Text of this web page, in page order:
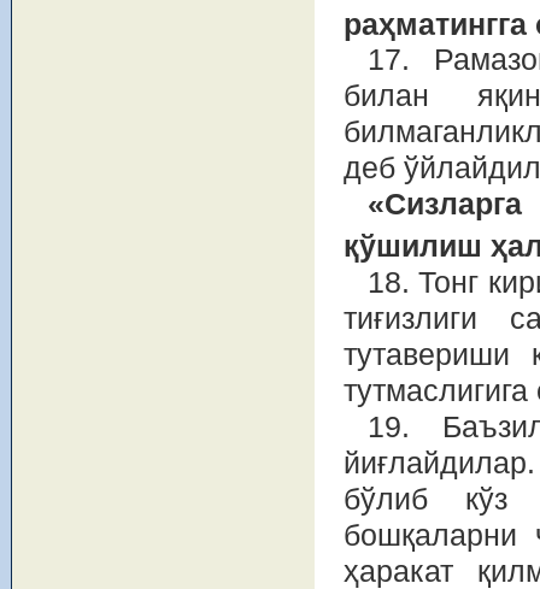
раҳматингга
17.
билан
деб
қўшилиш
18. Тонг
тиғизлиги
тутавериши
19.
бўлиб кўз
бошқаларни
ҳаракат